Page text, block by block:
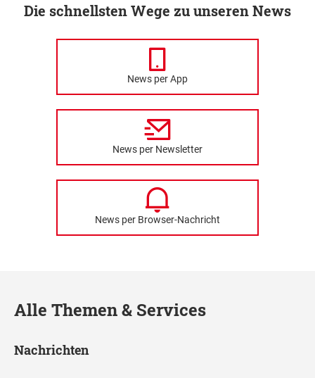
Die schnellsten Wege zu unseren News
News per App
News per Newsletter
News per Browser-Nachricht
Alle Themen & Services
Nachrichten